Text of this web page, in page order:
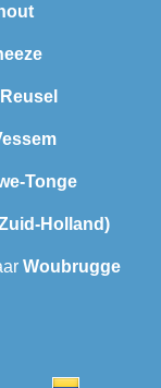
Reusel
Tonge
Holland)
Woubrugge